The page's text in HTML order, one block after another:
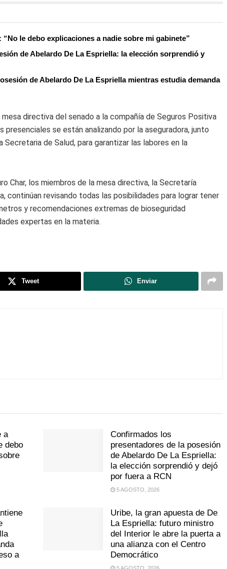
le debo explicaciones a nadie sobre mi gabinete”
de Abelardo De La Espriella: la elección sorprendió y
de Abelardo De La Espriella mientras estudia demanda
directiva del senado a la compañía de Seguros Positiva
presenciales se están analizando por la aseguradora, junto
de Salud, para garantizar las labores en la
Char, los miembros de la mesa directiva, la Secretaría
continúan revisando todas las posibilidades para lograr tener
y recomendaciones extremas de bioseguridad
expertas en la materia.
Tweet Enviar
a
debo
Confirmados los
presentadores de la posesión
de Abelardo De La Espriella:
la elección sorprendió y dejó
por fuera a RCN
5 AGOSTO, 2026
a
Uribe, la gran apuesta de De
La Espriella: futuro ministro
del Interior le abre la puerta a
una alianza con el Centro
Democrático